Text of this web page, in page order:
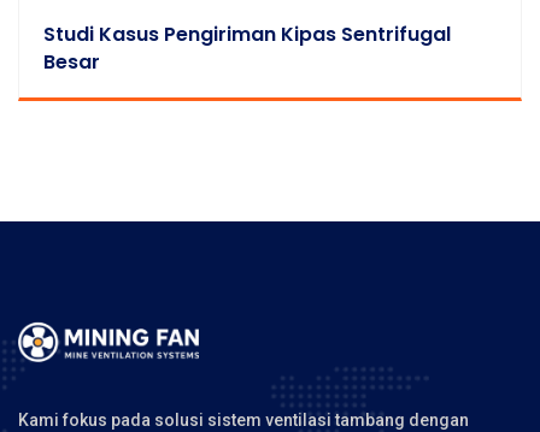
Studi Kasus Pengiriman Kipas Sentrifugal
Besar
Kami fokus pada solusi sistem ventilasi tambang dengan